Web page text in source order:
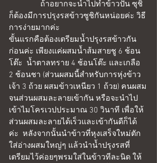
ก็ต้องมีการปรุงรสข้าวซูชิกันหน่อยค่ะ วิธี
การง่ายมากค่ะ
ขั้นแรกคือต้องเตรียมน้ำปรุงรสข้าวกัน
ก่อนค่ะ เพียงแค่ผสมน้ำส้มสายชู 6 ช้อน
โต๊ะ  น้ำตาลทราย 4 ช้อนโต๊ะ และเกลือ
2 ช้อนชา (ส่วนผสมนี้สำหรับการหุ่งข้าว
เจ้า 3 ถ้วย ผสมข้าวเหนียว 1 ถ้วย) คนผสม
จนส่วนผสมละลายเข้ากัน หรือจะนำไป
เข้าไมโครเวปประมาณ 30 วินาที เพื่อให้
ส่วนผสมละลายได้เร็วและเข้ากันดีก็ได้
ค่ะ  หลังจากนั้นนำข้าวที่หุงเสร็จใหม่ตัก
ใส่อ่างผสมใหญ่ๆ แล้วนำน้ำปรุงรสที่
เตรียมไว้ค่อยๆพรมใส่ในข้าวทีละนิด ให้